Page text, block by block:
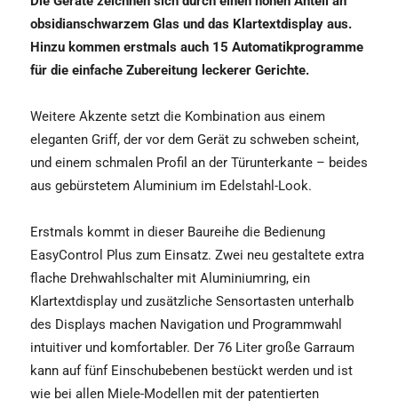
obsidianschwarzem Glas und das Klartextdisplay aus.
Hinzu kommen erstmals auch 15 Automatikprogramme
für die einfache Zubereitung leckerer Gerichte.
Weitere Akzente setzt die Kombination aus einem
eleganten Griff, der vor dem Gerät zu schweben scheint,
und einem schmalen Profil an der Türunterkante – beides
aus gebürstetem Aluminium im Edelstahl-Look.
Erstmals kommt in dieser Baureihe die Bedienung
EasyControl Plus zum Einsatz. Zwei neu gestaltete extra
flache Drehwahlschalter mit Aluminiumring, ein
Klartextdisplay und zusätzliche Sensortasten unterhalb
des Displays machen Navigation und Programmwahl
intuitiver und komfortabler. Der 76 Liter große Garraum
kann auf fünf Einschubebenen bestückt werden und ist
wie bei allen Miele-Modellen mit der patentierten